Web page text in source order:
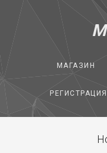
МАГАЗИН
РЕГИСТРАЦИЯ